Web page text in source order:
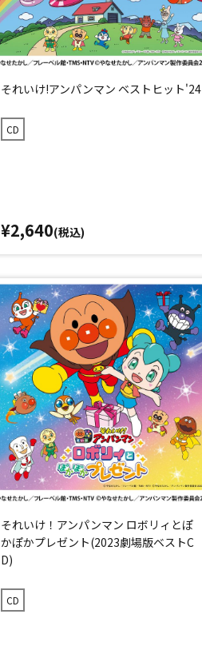
それいけ!アンパンマン ベストヒット'24
CD
¥2,640(税込)
それいけ！アンパンマン ロボリィとぽ
かぽかプレゼント(2023劇場版ベストC
D)
CD